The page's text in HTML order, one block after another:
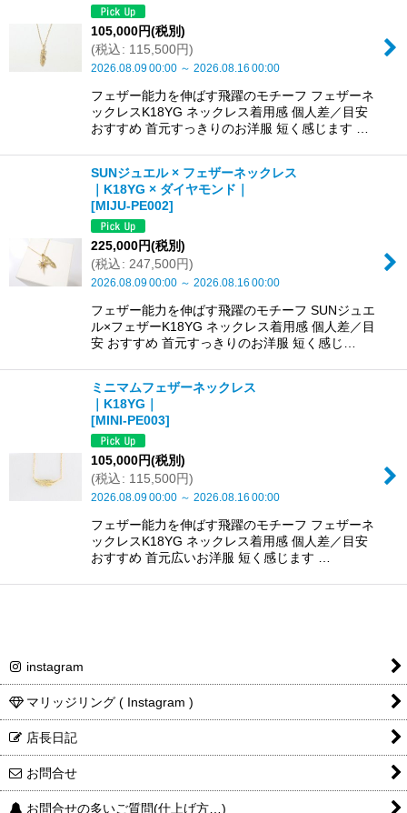
105,000円(税別)
(税込: 115,500円)
2026.08.0900:00 ～ 2026.08.16 00:00
フェザー能力を伸ばす飛躍のモチーフ フェザーネ
ックレスK18YG ネックレス着用感 個人差／目安
おすすめ 首元すっきりのお洋服 短く感じます …
SUNジュエル × フェザーネックレス
｜K18YG × ダイヤモンド｜
[MIJU-PE002]
225,000円(税別)
(税込: 247,500円)
2026.08.0900:00 ～ 2026.08.16 00:00
フェザー能力を伸ばす飛躍のモチーフ SUNジュエ
ル×フェザーK18YG ネックレス着用感 個人差／目
安 おすすめ 首元すっきりのお洋服 短く感じ…
ミニマムフェザーネックレス
｜K18YG｜
[MINI-PE003]
105,000円(税別)
(税込: 115,500円)
2026.08.0900:00 ～ 2026.08.16 00:00
フェザー能力を伸ばす飛躍のモチーフ フェザーネ
ックレスK18YG ネックレス着用感 個人差／目安
おすすめ 首元広いお洋服 短く感じます …
instagram
マリッジリング ( Instagram )
店長日記
お問合せ
お問合せの多いご質問(仕上げ方…)